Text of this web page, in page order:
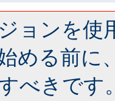
ョンを使
める前に
べきです